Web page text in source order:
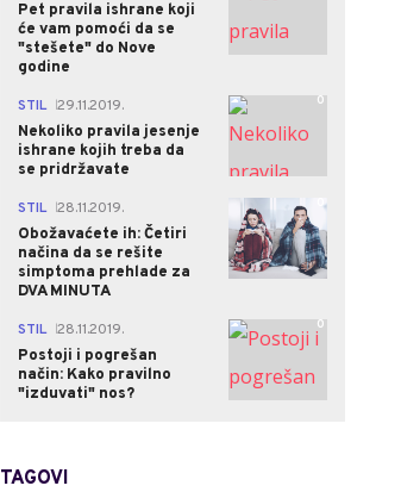
Pet pravila ishrane koji
će vam pomoći da se
"stešete" do Nove
godine
STIL 29.11.2019.
Nekoliko pravila jesenje
ishrane kojih treba da
se pridržavate
0
STIL 28.11.2019.
Obožavaćete ih: Četiri
načina da se rešite
simptoma prehlade za
DVA MINUTA
0
STIL 28.11.2019.
Postoji i pogrešan
način: Kako pravilno
"izduvati" nos?
0
TAGOVI